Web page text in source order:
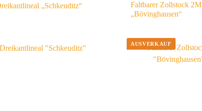
„Schkeuditz“
Faltbarer Zollstock 2M
„Bövinghausen“